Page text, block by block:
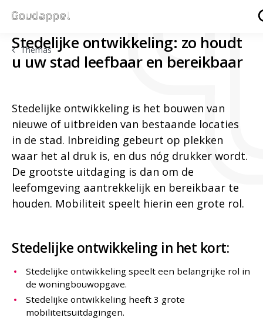
Themas
Stedelijke ontwikkeling: zo houdt
u uw stad leefbaar en bereikbaar
Stedelijke ontwikkeling is het bouwen van
nieuwe of uitbreiden van bestaande locaties
in de stad. Inbreiding gebeurt op plekken
waar het al druk is, en dus nóg drukker wordt.
De grootste uitdaging is dan om de
leefomgeving aantrekkelijk en bereikbaar te
houden. Mobiliteit speelt hierin een grote rol.
Stedelijke ontwikkeling in het kort:
Stedelijke ontwikkeling speelt een belangrijke rol in
de woningbouwopgave.
Stedelijke ontwikkeling heeft 3 grote
mobiliteitsuitdagingen.